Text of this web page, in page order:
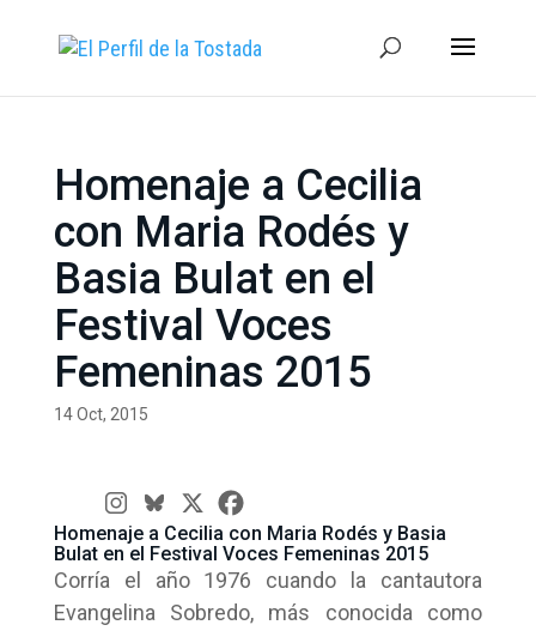
Homenaje a Cecilia
con Maria Rodés y
Basia Bulat en el
Festival Voces
Femeninas 2015
14 Oct, 2015
Homenaje a Cecilia con Maria Rodés y Basia
Bulat en el Festival Voces Femeninas 2015
Corría el año 1976 cuando la cantautora
Evangelina Sobredo, más conocida como